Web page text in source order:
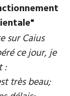
sur Caius
ce jour, je
:
très beau;